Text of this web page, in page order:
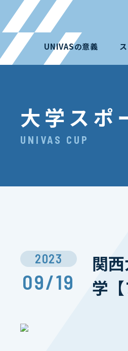
UNIVASの意義
大学スポ
UNIVAS CUP
2023
09/19
関
学【